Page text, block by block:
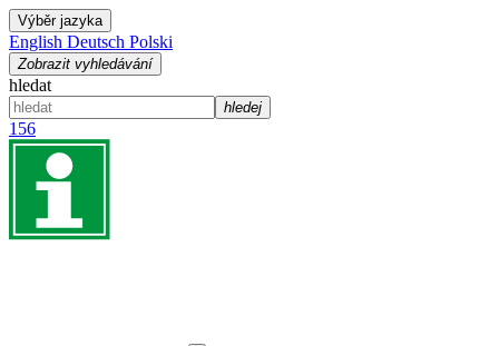
Výběr jazyka
English Deutsch Polski
Zobrazit vyhledávání
hledat
hledej
156